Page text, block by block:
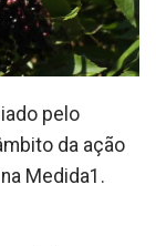
pelo
da ação
Medida1.